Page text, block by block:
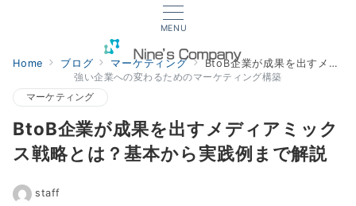
MENU
強い企業への変わるためのマーケティング構築
Home ブログ マーケティング BtoB企業が成果を出すメディアミックス戦略とは？基本から実践例まで解説
マーケティング
BtoB企業が成果を出すメディアミック
ス戦略とは？基本から実践例まで解説
staff